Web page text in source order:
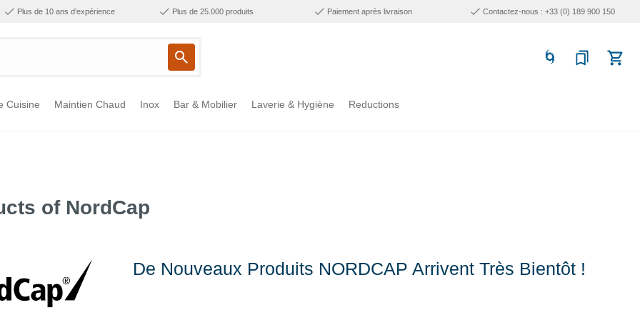
Plus de 10 ans d'expérience Plus de 25.000 produits Paiement après livraison Contactez-nous : +33 (0) 189 900 150
Cuisine Maintien Chaud Inox Bar & Mobilier Laverie & Hygiène Reductions
of NordCap
De Nouveaux Produits NORDCAP Arrivent Très Bientôt !